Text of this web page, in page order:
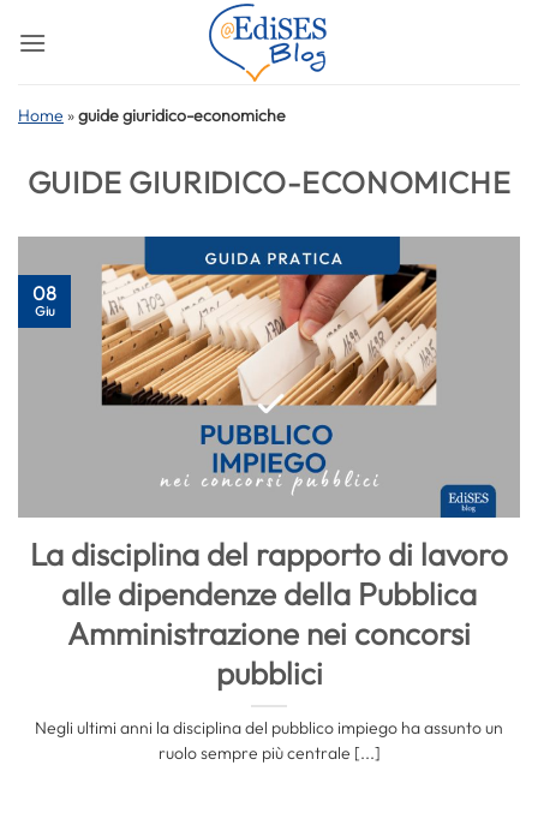
Home »guide giuridico-economiche
GUIDE GIURIDICO-ECONOMICHE
La disciplina del rapporto di lavoro
alle dipendenze della Pubblica
Amministrazione nei concorsi
pubblici
Negli ultimi anni la disciplina del pubblico impiego ha assunto un
ruolo sempre più centrale [...]
08
Giu